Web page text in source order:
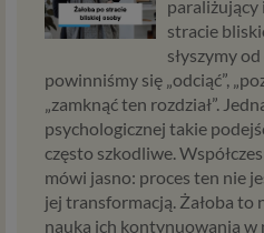
paraliżujący
stracie
słyszymy
powinniśmy się „odciąć”,
„zamknąć ten rozdział”.
psychologicznej takie
często szkodliwe.
mówi jasno: proces ten nie
jej transformacją. Żałoba to
nauka ich kontynuowania w
reklam lepiej dopasowanych
serwowanie treści, które
zainteresować. Pliki te
badać i analizować
treściami, które Ci serwujemy.
możemy zadbać o jakość
Zgoda dotyczy przetwarzania
przez Zaufanych Partnerów
które obejmują także